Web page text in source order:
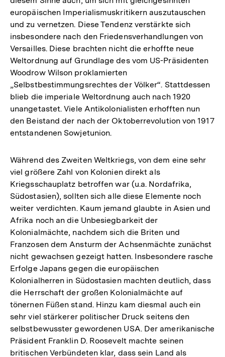
europäischen Imperialismuskritikern auszutauschen
und zu vernetzen. Diese Tendenz verstärkte sich
insbesondere nach den Friedensverhandlungen von
Versailles. Diese brachten nicht die erhoffte neue
Weltordnung auf Grundlage des vom US-Präsidenten
Woodrow Wilson proklamierten
„Selbstbestimmungsrechtes der Völker“. Stattdessen
blieb die imperiale Weltordnung auch nach 1920
unangetastet. Viele Antikolonialisten erhofften nun
den Beistand der nach der Oktoberrevolution von 1917
entstandenen Sowjetunion.
Während des Zweiten Weltkriegs, von dem eine sehr
viel größere Zahl von Kolonien direkt als
Kriegsschauplatz betroffen war (u.a. Nordafrika,
Südostasien), sollten sich alle diese Elemente noch
weiter verdichten. Kaum jemand glaubte in Asien und
Afrika noch an die Unbesiegbarkeit der
Kolonialmächte, nachdem sich die Briten und
Franzosen dem Ansturm der Achsenmächte zunächst
nicht gewachsen gezeigt hatten. Insbesondere rasche
Erfolge Japans gegen die europäischen
Kolonialherren in Südostasien machten deutlich, dass
die Herrschaft der großen Kolonialmächte auf
tönernen Füßen stand. Hinzu kam diesmal auch ein
sehr viel stärkerer politischer Druck seitens den
selbstbewusster gewordenen USA. Der amerikanische
Präsident Franklin D. Roosevelt machte seinen
britischen Verbündeten klar, dass sein Land als